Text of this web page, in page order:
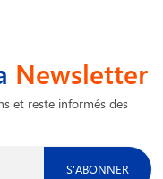
Newsletter
et reste informés des
S'ABONNER